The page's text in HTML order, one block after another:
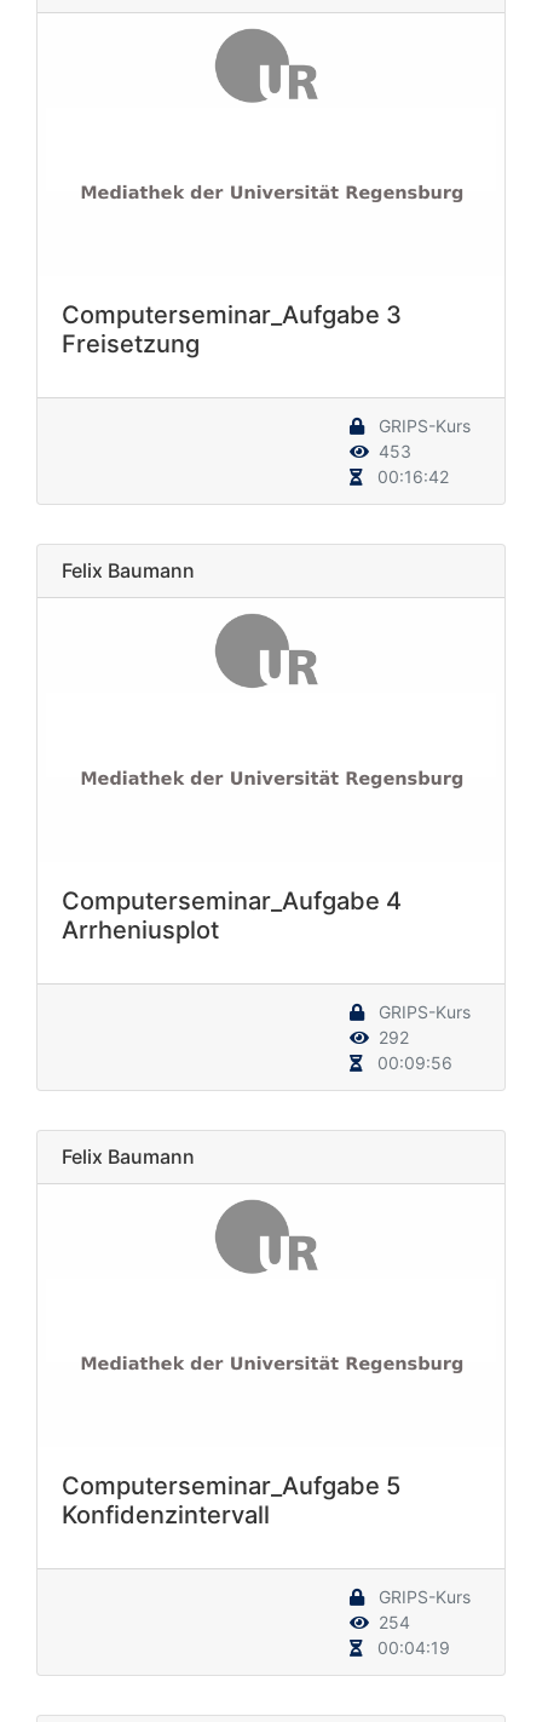
Computerseminar_Aufgabe 3
Freisetzung
GRIPS-Kurs
453
00:16:42
Felix Baumann
Computerseminar_Aufgabe 4
Arrheniusplot
GRIPS-Kurs
292
00:09:56
Felix Baumann
Computerseminar_Aufgabe 5
Konfidenzintervall
GRIPS-Kurs
254
00:04:19